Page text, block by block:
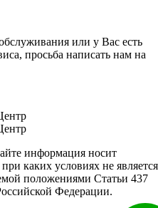
или у Вас есть
просьба написать нам на
информация носит
каких условиях не является
положениями Статьи 437
Федерации.